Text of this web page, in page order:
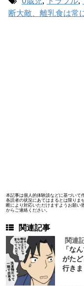
断大敵、離乳食は常
本記事は個人的体験談などに基づいて
各読者の状況にあてはまるとは限りま
断により対応いただけますようお願い
からご連絡ください。
関連記事
関連
「な
がた
行き